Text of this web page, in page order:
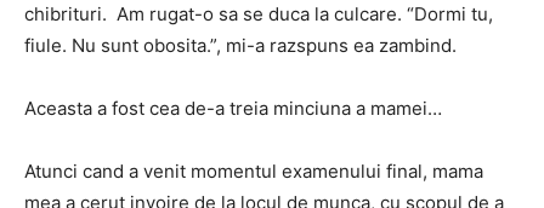
chibrituri. Am rugat-o sa se duca la culcare. “Dormi tu,
fiule. Nu sunt obosita.”, mi-a razspuns ea zambind.
Aceasta a fost cea de-a treia minciuna a mamei…
Atunci cand a venit momentul examenului final, mama
mea a cerut invoire de la locul de munca, cu scopul de a